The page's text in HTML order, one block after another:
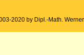
2020 by Dipl.-Math.